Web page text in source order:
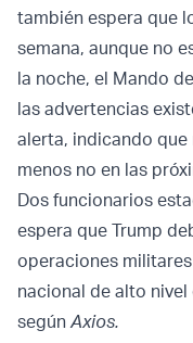
también espera que
semana, aunque no
la noche, el Mando
las advertencias
alerta, indicando que
menos no en las
Dos funcionarios
espera que Trump
operaciones
nacional de alto nivel
segúnAxios.